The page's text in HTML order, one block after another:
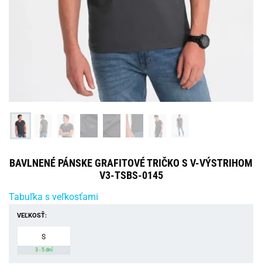
BAVLNENÉ PÁNSKE GRAFITOVÉ TRIČKO S V-VÝSTRIHOM
V3-TSBS-0145
Tabuľka s veľkosťami
VEĽKOSŤ:
S
3 - 5 dní